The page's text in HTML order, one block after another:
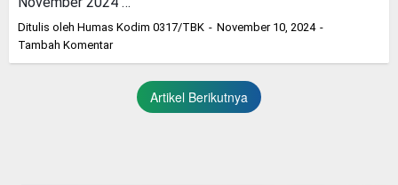
Ditulis oleh Humas Kodim 0317/TBK
November 10, 2024
Tambah Komentar
Artikel Berikutnya